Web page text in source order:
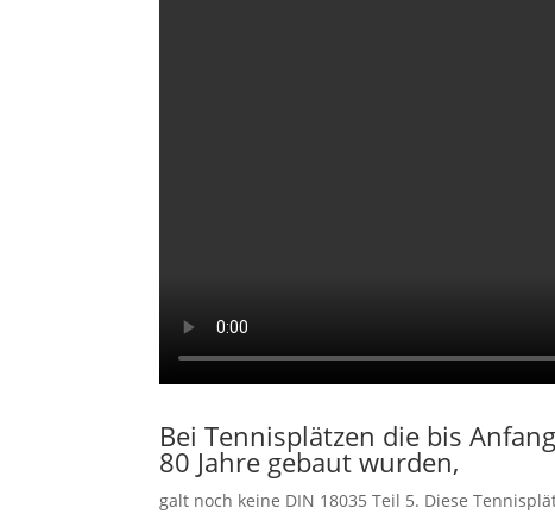
Bei Tennisplätzen die bis
80 Jahre gebaut wurden,
galt noch keine DIN 18035 Teil 5. Diese